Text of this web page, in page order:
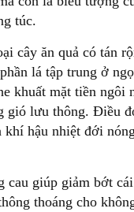
túc.
cây ăn quả có tán
lá tập trung ở
khuất mặt tiền ngôi
gió lưu thông. Điều
hậu nhiệt đới
cau giúp giảm bớt
thoáng cho